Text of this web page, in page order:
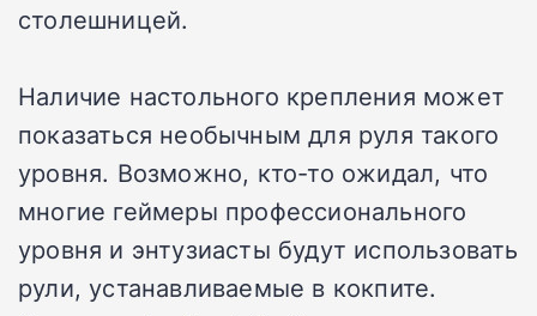
столешницей.
Наличие настольного крепления может
показаться необычным для руля такого
уровня. Возможно, кто-то ожидал, что
многие геймеры профессионального
уровня и энтузиасты будут использовать
рули, устанавливаемые в кокпите.